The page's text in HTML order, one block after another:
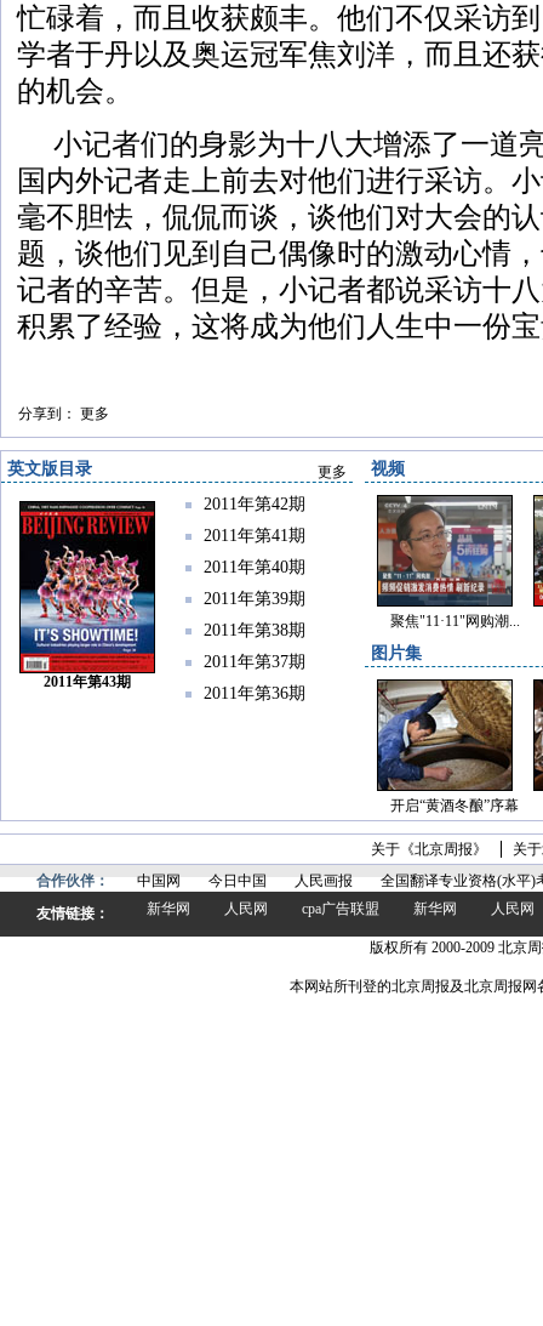
忙碌着，而且收获颇丰。他们不仅采访
学者于丹以及奥运冠军焦刘洋，而且还
的机会。
小记者们的身影为十八大增添了一道
国内外记者走上前去对他们进行采访。
毫不胆怯，侃侃而谈，谈他们对大会的
题，谈他们见到自己偶像时的激动心情
记者的辛苦。但是，小记者都说采访十
积累了经验，这将成为他们人生中一份
分享到： 更多
英文版目录 更多
2011年第43期
2011年第42期
2011年第41期
2011年第40期
2011年第39期
2011年第38期
2011年第37期
2011年第36期
视频
聚焦"11·11"网购潮...
图片集
开启“黄酒冬酿”序幕
关于《北京周报》
关
合作伙伴：
中国网 今日中国 人民画报
全国翻译专业资格(水平)
友情链接：
新华网 人民网 cpa广告联盟 新华网 人民网
版权所有 2000-2009 北京
本网站所刊登的北京周报及北京周报